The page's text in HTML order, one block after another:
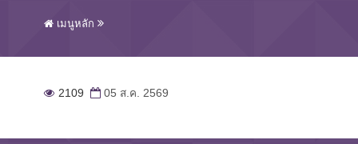
เมนูหลัก
2109 05 ส.ค. 2569